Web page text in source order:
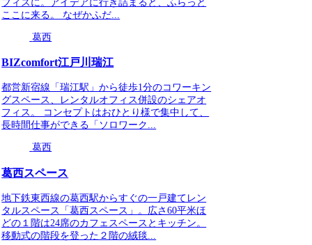
フィスに。アイデアに行き詰まると、ふらっと
ここに来る。 なぜかふだ...
葛西
BIZcomfort江戸川瑞江
都営新宿線「瑞江駅」から徒歩1分のコワーキン
グスペース、レンタルオフィス併設のシェアオ
フィス。 コンセプトはおひとり様で集中して、
長時間仕事ができる「ソロワーク...
葛西
葛西スペース
地下鉄東西線の葛西駅からすぐの一戸建てレン
タルスペース「葛西スペース」。広さ60平米ほ
どの１階は24席のカフェスペースとキッチン。
移動式の階段を登った２階の絨毯...